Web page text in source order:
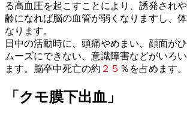
る高血圧を起こすことにより、誘発され
齢になれば脳の血管が弱くなりますし、
なります。
日中の活動時に、頭痛やめまい、顔面が
ムーズにできない、意識障害などがいろ
ます。脳卒中死亡の約 ２５ ％を占めます。
「クモ膜下出血」